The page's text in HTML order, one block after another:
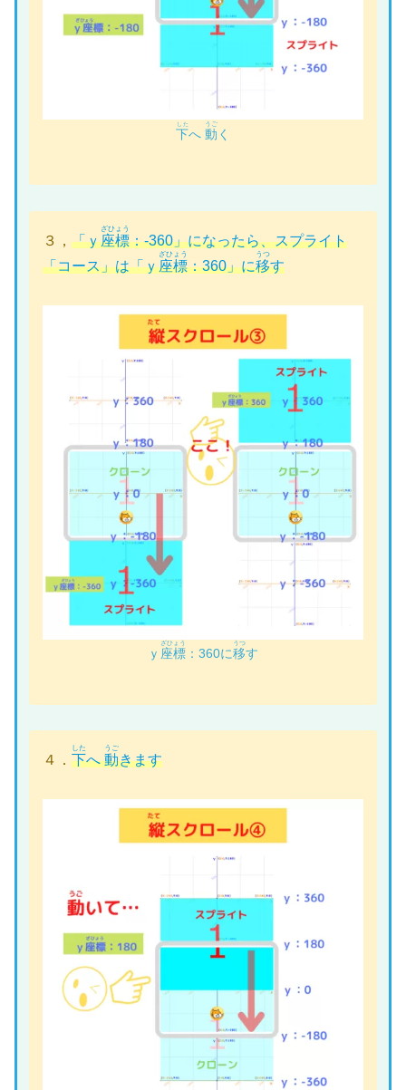
下
した
へ 動
うご
く
３， 「ｙ座標
ざひょう
：-360」になったら、スプライト
「コース」は「ｙ座標
ざひょう
：360」に移
うつ
す
ｙ 座標
ざひょう
：360に移
うつ
す
４． 下
した
へ動
うご
きます